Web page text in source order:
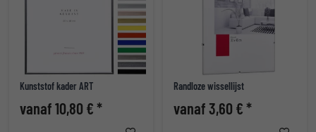
Kunststof kader ART
vanaf 10,80 € *
Randloze wissellijst
vanaf 3,60 € *